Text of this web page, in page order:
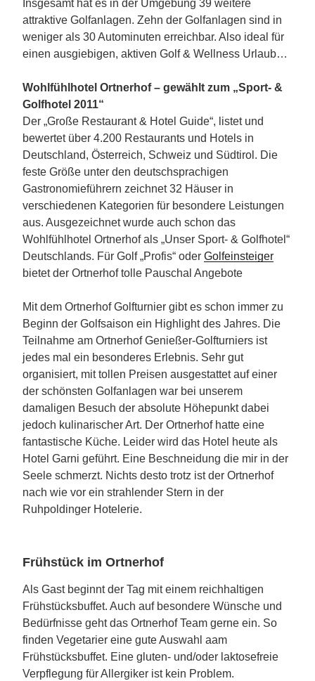
Insgesamt hat es in der Umgebung 39 weitere
attraktive Golfanlagen. Zehn der Golfanlagen sind in
weniger als 30 Autominuten erreichbar. Also ideal für
einen ausgiebigen, aktiven Golf & Wellness Urlaub…
Wohlfühlhotel Ortnerhof – gewählt zum „Sport- &
Golfhotel 2011“
Der „Große Restaurant & Hotel Guide“, listet und
bewertet über 4.200 Restaurants und Hotels in
Deutschland, Österreich, Schweiz und Südtirol. Die
feste Größe unter den deutschsprachigen
Gastronomieführern zeichnet 32 Häuser in
verschiedenen Kategorien für besondere Leistungen
aus. Ausgezeichnet wurde auch schon das
Wohlfühlhotel Ortnerhof als „Unser Sport- & Golfhotel“
Deutschlands. Für Golf „Profis“ oder Golfeinsteiger
bietet der Ortnerhof tolle Pauschal Angebote
Mit dem Ortnerhof Golfturnier gibt es schon immer zu
Beginn der Golfsaison ein Highlight des Jahres. Die
Teilnahme am Ortnerhof Genießer-Golfturniers ist
jedes mal ein besonderes Erlebnis. Sehr gut
organisiert, mit tollen Preisen ausgestattet auf einer
der schönsten Golfanlagen war bei unserem
damaligen Besuch der absolute Höhepunkt dabei
jedoch kulinarischer Art. Der Ortnerhof hatte eine
fantastische Küche. Leider wird das Hotel heute als
Hotel Garni geführt. Eine Beschneidung die mir in der
Seele schmerzt. Nichts desto trotz ist der Ortnerhof
nach wie vor ein strahlender Stern in der
Ruhpoldinger Hotelerie.
Frühstück im Ortnerhof
Als Gast beginnt der Tag mit einem reichhaltigen
Frühstücksbuffet. Auch auf besondere Wünsche und
Bedürfnisse geht das Ortnerhof Team gerne ein. So
finden Vegetarier eine gute Auswahl aam
Frühstücksbuffet. Eine gluten- und/oder laktosefreie
Verpflegung für Allergiker ist kein Problem.